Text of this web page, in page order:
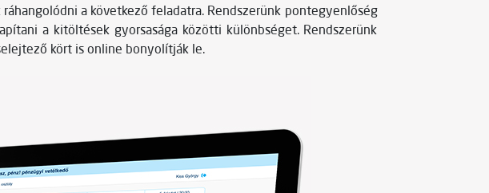
a következő feladatra. Rendszerünk pontegyenlőség
a kitöltések gyorsasága közötti különbséget. Rendszerünk
kört is online bonyolítják le.